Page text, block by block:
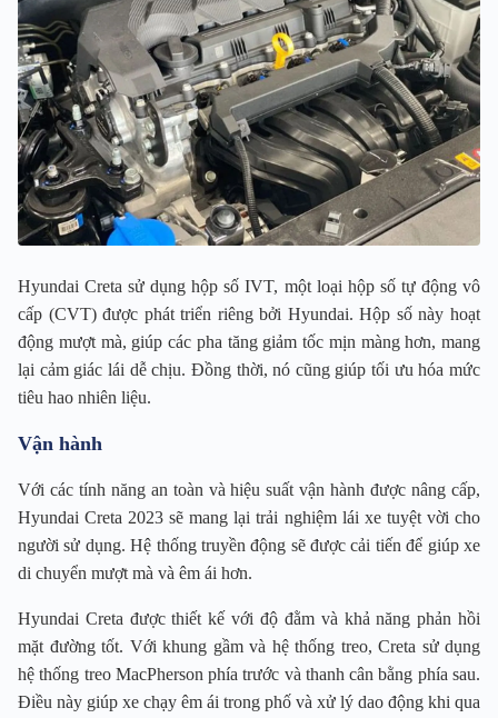
Hyundai Creta sử dụng hộp số IVT, một loại hộp số tự động vô
cấp (CVT) được phát triển riêng bởi Hyundai. Hộp số này hoạt
động mượt mà, giúp các pha tăng giảm tốc mịn màng hơn, mang
lại cảm giác lái dễ chịu. Đồng thời, nó cũng giúp tối ưu hóa mức
tiêu hao nhiên liệu.
Vận hành
Với các tính năng an toàn và hiệu suất vận hành được nâng cấp,
Hyundai Creta 2023 sẽ mang lại trải nghiệm lái xe tuyệt vời cho
người sử dụng. Hệ thống truyền động sẽ được cải tiến để giúp xe
di chuyển mượt mà và êm ái hơn.
Hyundai Creta được thiết kế với độ đằm và khả năng phản hồi
mặt đường tốt. Với khung gầm và hệ thống treo, Creta sử dụng
hệ thống treo MacPherson phía trước và thanh cân bằng phía sau.
Điều này giúp xe chạy êm ái trong phố và xử lý dao động khi qua